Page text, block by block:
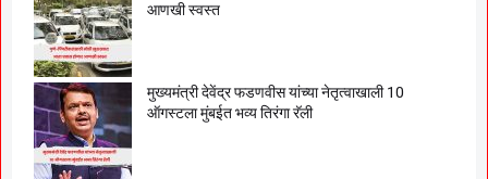
आणखी स्वस्त
मुख्यमंत्री देवेंद्र फडणवीस यांच्या नेतृत्वाखाली 10
ऑगस्टला मुंबईत भव्य तिरंगा रॅली